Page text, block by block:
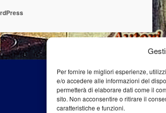
Per fornire le migliori esperienze,
e/o accedere alle informazioni del
permetterà di elaborare dati come il
sito. Non acconsentire o ritirare il
caratteristiche e funzioni.